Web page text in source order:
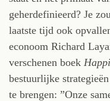
geherdefinieerd? Je
laatste tijd ook
econoom Richard
verschenen boek
bestuurlijke
te brengen: ”Onze